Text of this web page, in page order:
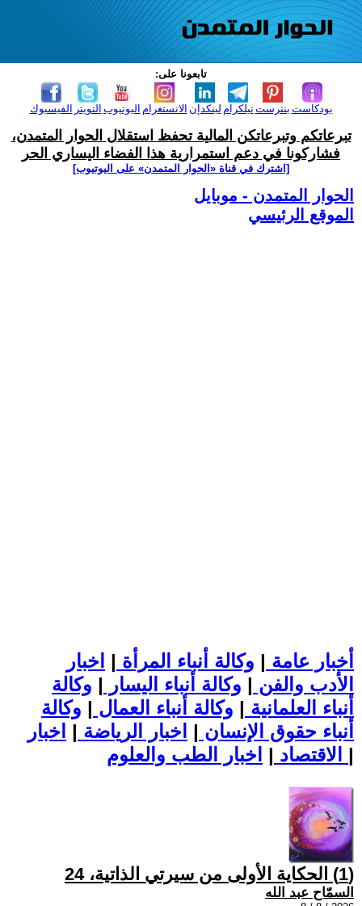
تابعونا على:
الفيسبوك التويتر اليوتيوب الانستغرام لينكدإن تيلكرامبنترست بودكاست
تبرعاتكم وتبرعاتكن المالية تحفظ استقلال الحوار المتمدن،
فشاركونا في دعم استمرارية هذا الفضاء اليساري الحر
[اشترك في قناة ‫«الحوار المتمدن» على اليوتيوب]
الحوار المتمدن - موبايل
الموقع الرئيسي
أخبار عامة | وكالة أنباء المرأة | اخبار
الأدب والفن | وكالة أنباء اليسار | وكالة
أنباء العلمانية | وكالة أنباء العمال | وكالة
أنباء حقوق الإنسان | اخبار الرياضة | اخبار
الاقتصاد | |
(1) الحكاية الأولى من سيرتي الذاتية، 24
السمّاح عبد الله